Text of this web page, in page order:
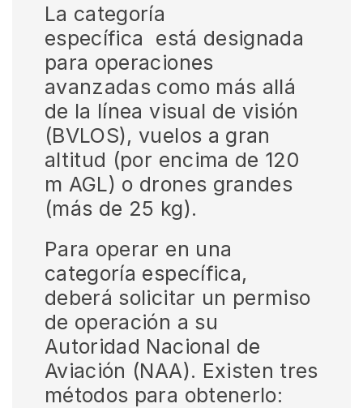
La categoría
específica está designada
para operaciones
avanzadas como más allá
de la línea visual de visión
(BVLOS), vuelos a gran
altitud (por encima de 120
m AGL) o drones grandes
(más de 25 kg).
Para operar en una
categoría específica,
deberá solicitar un permiso
de operación a su
Autoridad Nacional de
Aviación (NAA). Existen tres
métodos para obtenerlo: